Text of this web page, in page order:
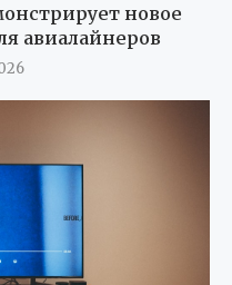
новое
авиалайнеров